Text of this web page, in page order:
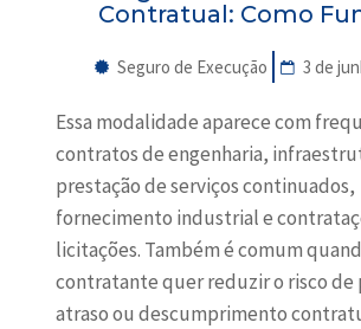
Contratual: Como
Seguro de Execução 3 de
Essa modalidade aparece com
contratos de engenharia,
prestação de serviços continuados,
fornecimento industrial e
licitações. Também é comum
contratante quer reduzir o risco de
atraso ou descumprimento